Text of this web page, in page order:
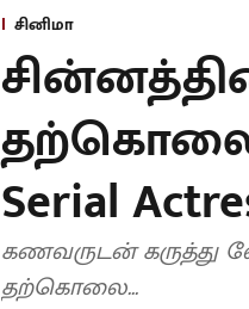
சினிமா
Serial
கணவருடன் கருத்து
தற்கொலை...